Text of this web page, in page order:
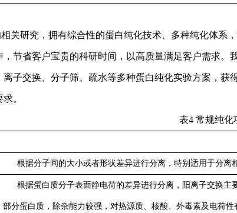
关研究，拥有综合性的蛋白纯化技术、多种纯化体系
节省客户宝贵的科研时间，以高质量满足客户需求
子交换、分子筛、疏水等多种蛋白纯化实验方案，
。
表4 常规纯化
根据分子间的大小或者形状差异进行分离，特别适用于分离
根据蛋白质分子表面静电荷的差异进行分离，阳离子交换
部分蛋白质，除杂能力较强，对热源质、核酸、外毒素及电荷性